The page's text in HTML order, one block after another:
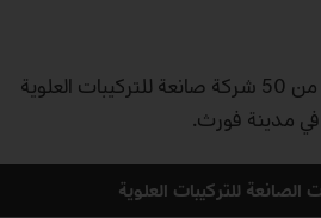
اكتشف معلومات حول أكثر من 50 شركة صانعة للتركيبات العلوية
مدينة فورث.
للتركيبات العلوية